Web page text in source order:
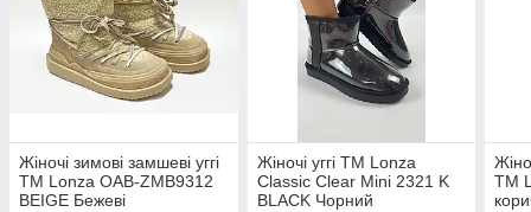
Жіночі зимові замшеві уггі
ТМ Lonza OAB-ZMB9312
BEIGE Бежеві
Жіночі уггі ТМ Lonza
Classic Clear Mini 2321 K
BLACK Чорний
ТМ